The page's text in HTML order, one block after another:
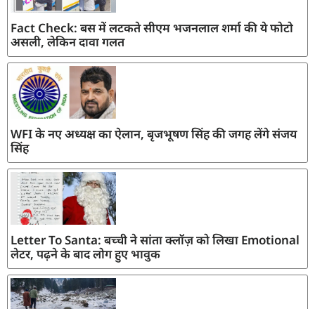
Fact Check: बस में लटकते सीएम भजनलाल शर्मा की ये फोटो
असली, लेकिन दावा गलत
WFI के नए अध्यक्ष का ऐलान, बृजभूषण सिंह की जगह लेंगे संजय
सिंह
Letter To Santa: बच्ची ने सांता क्लॉज़ को लिखा Emotional
लेटर, पढ़ने के बाद लोग हुए भावुक